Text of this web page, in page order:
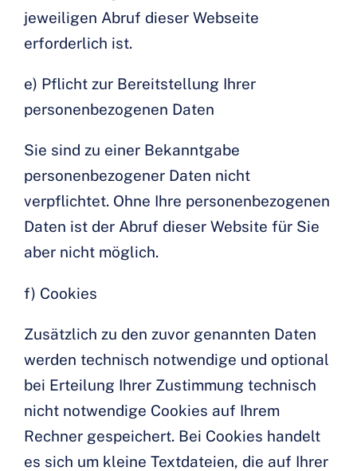
jeweiligen Abruf dieser Webseite
erforderlich ist.
e) Pflicht zur Bereitstellung Ihrer
personenbezogenen Daten
Sie sind zu einer Bekanntgabe
personenbezogener Daten nicht
verpflichtet. Ohne Ihre personenbezogenen
Daten ist der Abruf dieser Website für Sie
aber nicht möglich.
f) Cookies
Zusätzlich zu den zuvor genannten Daten
werden technisch notwendige und optional
bei Erteilung Ihrer Zustimmung technisch
nicht notwendige Cookies auf Ihrem
Rechner gespeichert. Bei Cookies handelt
es sich um kleine Textdateien, die auf Ihrer